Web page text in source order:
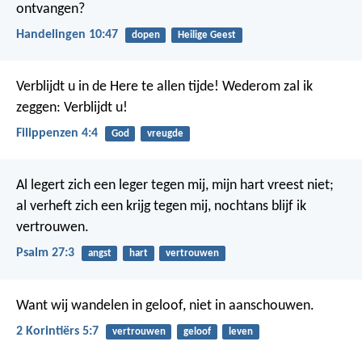
ontvangen?
Handelingen 10:47 dopen Heilige Geest
Verblijdt u in de Here te allen tijde! Wederom zal ik
zeggen: Verblijdt u!
Filippenzen 4:4 God vreugde
Al legert zich een leger tegen mij, mijn hart vreest niet;
al verheft zich een krijg tegen mij, nochtans blijf ik
vertrouwen.
Psalm 27:3 angst hart vertrouwen
Want wij wandelen in geloof, niet in aanschouwen.
2 Korintiërs 5:7 vertrouwen geloof leven